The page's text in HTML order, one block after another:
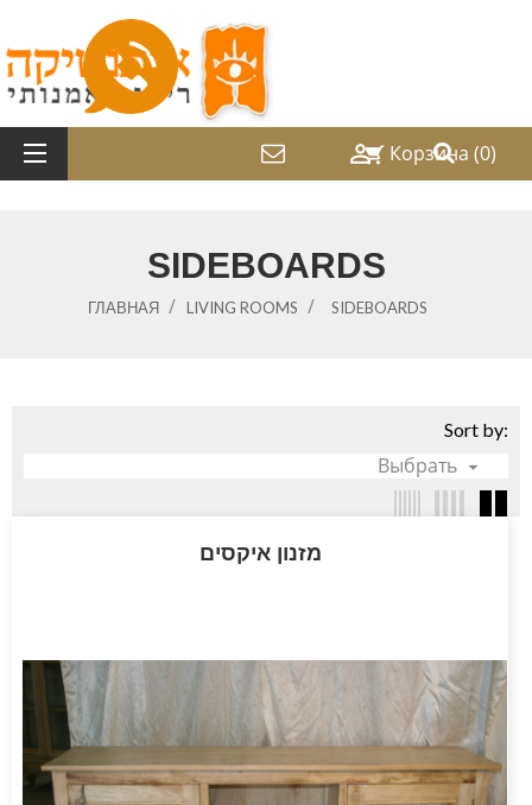
shopping_cart Корзина (0)

SIDEBOARDS
ГЛАВНАЯ LIVING ROOMS SIDEBOARDS
Sort by:
Выбрать 
מזנון איקסים